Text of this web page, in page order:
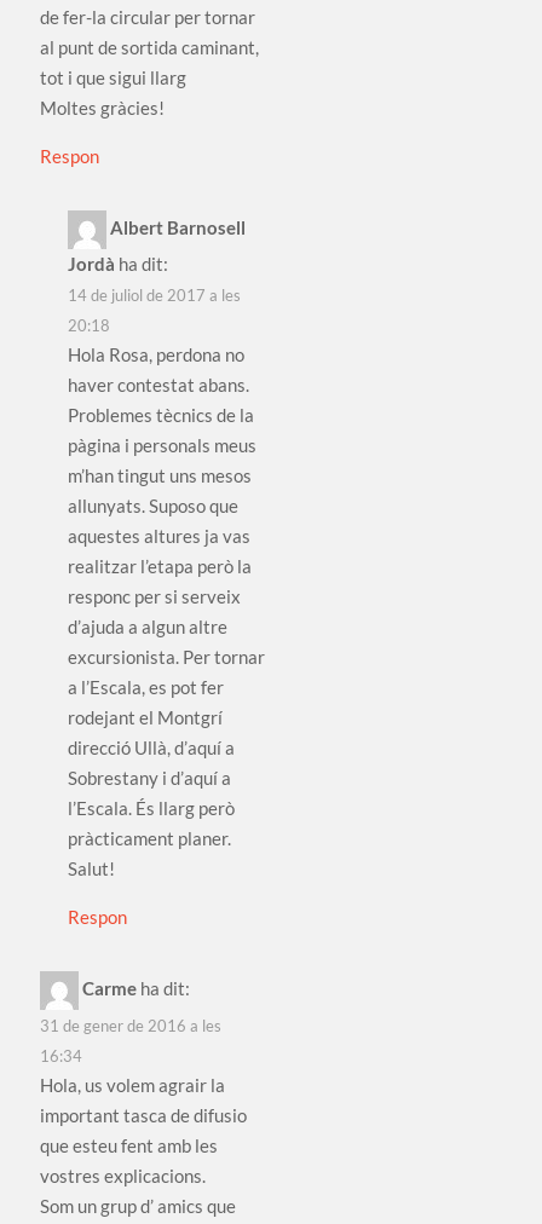
de fer-la circular per tornar
al punt de sortida caminant,
tot i que sigui llarg
Moltes gràcies!
Respon
Albert Barnosell
Jordà ha dit:
14 de juliol de 2017 a les
20:18
Hola Rosa, perdona no
haver contestat abans.
Problemes tècnics de la
pàgina i personals meus
m’han tingut uns mesos
allunyats. Suposo que
aquestes altures ja vas
realitzar l’etapa però la
responc per si serveix
d’ajuda a algun altre
excursionista. Per tornar
a l’Escala, es pot fer
rodejant el Montgrí
direcció Ullà, d’aquí a
Sobrestany i d’aquí a
l’Escala. És llarg però
pràcticament planer.
Salut!
Respon
Carme ha dit:
31 de gener de 2016 a les
16:34
Hola, us volem agrair la
important tasca de difusio
que esteu fent amb les
vostres explicacions.
Som un grup d’ amics que